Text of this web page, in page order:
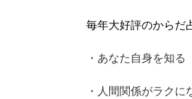
毎年大好評のからだ
・あなた自身を知る
・人間関係がラクに